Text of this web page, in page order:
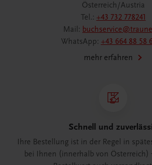
Österreich/Austria
Tel.: +43 732 778241
Mail:
WhatsApp: +43 664 88 58
mehr erfahren
Schnell und
Ihre Bestellung ist in der Regel in
bei Ihnen (innerhalb von Österreich)